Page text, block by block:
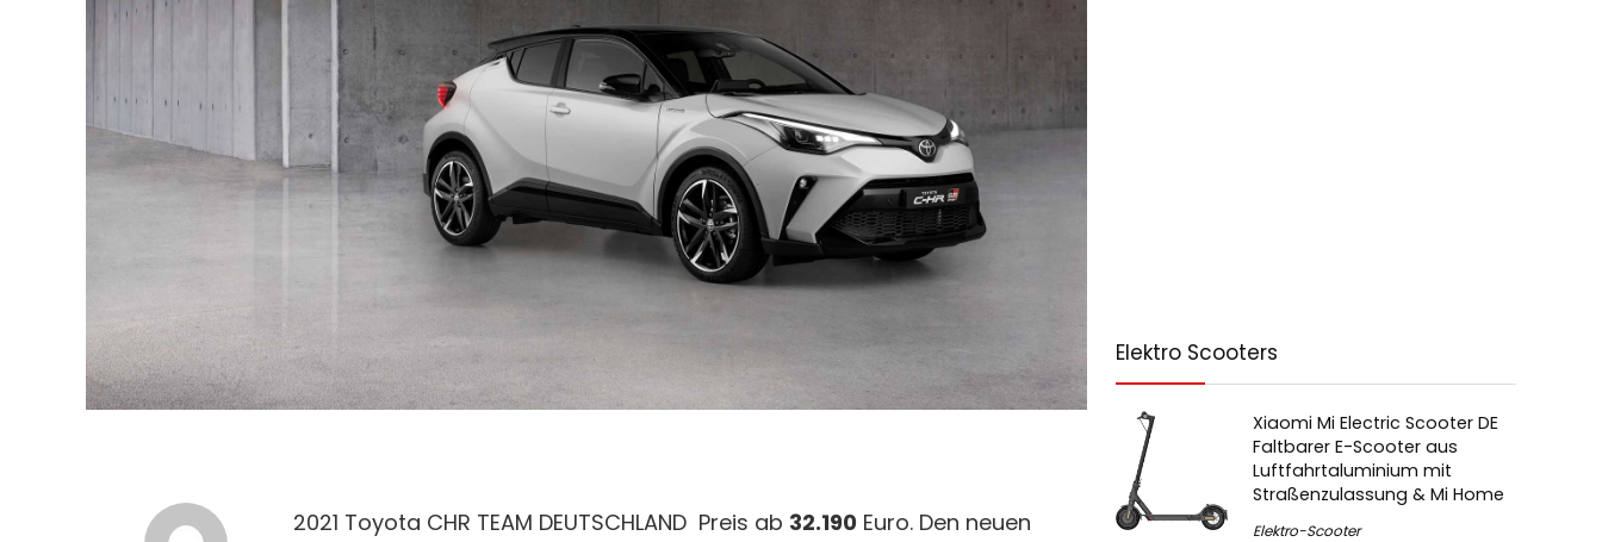
2021 Toyota CHR TEAM DEUTSCHLAND Preis ab 32.190 Euro. Den neuen
Elektro Scooters
Xiaomi Mi Electric Scooter DE
Faltbarer E-Scooter aus
Luftfahrtaluminium mit
Straßenzulassung & Mi Home
Elektro-Scooter